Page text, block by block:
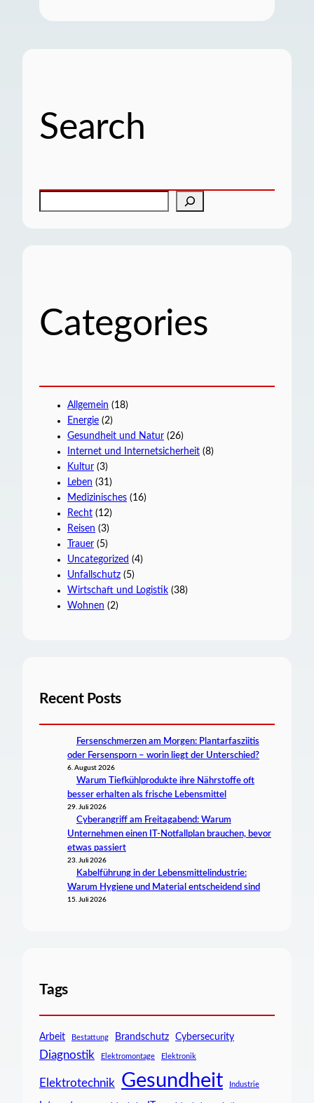
Search
Categories
Allgemein (18)
Energie (2)
Gesundheit und Natur (26)
Internet und Internetsicherheit (8)
Kultur (3)
Leben (31)
Medizinisches (16)
Recht (12)
Reisen (3)
Trauer (5)
Uncategorized (4)
Unfallschutz (5)
Wirtschaft und Logistik (38)
Wohnen (2)
Recent Posts
Fersenschmerzen am Morgen: Plantarfasziitis
oder Fersensporn – worin liegt der Unterschied?
6. August 2026
Warum Tiefkühlprodukte ihre Nährstoffe oft
besser erhalten als frische Lebensmittel
29. Juli 2026
Cyberangriff am Freitagabend: Warum
Unternehmen einen IT-Notfallplan brauchen, bevor
etwas passiert
23. Juli 2026
Kabelführung in der Lebensmittelindustrie:
Warum Hygiene und Material entscheidend sind
15. Juli 2026
Tags
Arbeit Bestattung Brandschutz Cybersecurity
Diagnostik Elektromontage Elektronik
Elektrotechnik Gesundheit Industrie